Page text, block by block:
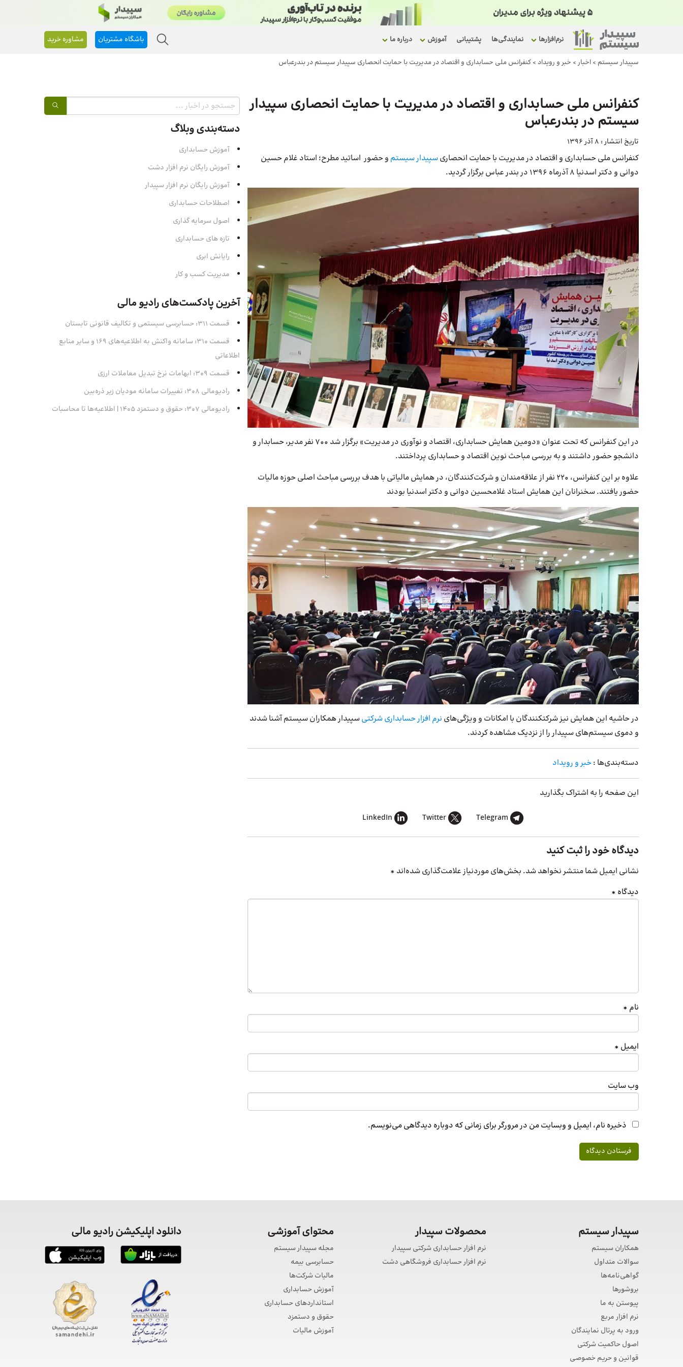
باشگاه مشتریان مشاوره خرید نرم‌افزارها نمایندگی‌ها پشتیبانی آموزش درباره ما
سپیدار سیستم > اخبار> خبر و رویداد > کنفرانس ملی حسابداری و اقتصاد در مدیریت با حمایت انحصاری سپیدار سیستم در بندرعباس
کنفرانس ملی حسابداری و اقتصاد در مدیریت با حمایت انحصاری سپیدار
سیستم در بندرعباس
تاریخ انتشار : 8 آذر 1396
کنفرانس ملی حسابداری و اقتصاد در مدیریت با حمایت انحصاریسپیدار سیستم و حضور اساتید مطرح؛ استاد غلام حسین
دوانی و دکتر اسدنیا 8 آذرماه 1396 در بندر عباس برگزار گردید.
در این کنفرانس که تحت عنوان «دومین همایش حسابداری، اقتصاد و نوآوری در مدیریت» برگزار شد 700 نفر مدیر، حسابدار و
دانشجو حضور داشتند و به بررسی مباحث نوین اقتصاد و حسابداری پرداختند.
علاوه بر این کنفرانس، 220 نفر از علاقه‌مندان و شرکت‌کنندگان، در همایش مالیاتی با هدف بررسی مباحث اصلی حوزه مالیات
حضور یافتند. سخنرانان این همایش استاد غلامحسین دوانی و دکتر اسدنیا بودند
در حاشیه این همایش نیز شرکت‎کنندگان با امکانات و ویژگی‌های نرم‌ افزار حسابداری شرکتیسپیدار همکاران سیستم آشنا شدند
و دموی سیستم‌های سپیدار را از نزدیک مشاهده کردند.
دسته‌بندی‌ها :خبر و رویداد
این صفحه را به اشتراک بگذارید
Telegram
Twitter
LinkedIn
دیدگاه خود را ثبت کنید
نشانی ایمیل شما منتشر نخواهد شد. بخش‌های موردنیاز علامت‌گذاری شده‌اند *
دیدگاه *
نام *
ایمیل *
وب‌ سایت
ذخیره نام، ایمیل و وبسایت من در مرورگر برای زمانی که دوباره دیدگاهی می‌نویسم.
دسته‌بندی وبلاگ
آموزش حسابداری
آموزش رایگان نرم افزار دشت
آموزش رایگان نرم افزار سپیدار
اصطلاحات حسابداری
اصول سرمایه‌ گذاری
تازه های حسابداری
رایانش ابری
مدیریت کسب و کار
آخرین پادکست‌های رادیو مالی
قسمت 311: حسابرسی سیستمی و تکالیف قانونی تابستان
قسمت 310: سامانه واکنش به اطلاعیه‌های 169 و سایر منابع
اطلاعاتی
قسمت 309: ابهامات نرخ تبدیل معاملات ارزی
رادیومالی 308: تغییرات سامانه مودیان زیر ذره‌بین
رادیومالی 307: حقوق و دستمزد 1405 | اطلاعیه‌ها تا محاسبات
سپیدار سیستم
همکاران سیستم
سوالات متداول
گواهی‌نامه‌ها
بروشورها
پیوستن به ما
نرم افزار مربع
ورود به پرتال نمایندگان
اصول حاکمیت شرکتی
قوانین و حریم خصوصی
محصولات سپیدار
نرم افزار حسابداری شرکتی سپیدار
نرم افزار حسابداری فروشگاهی دشت
محتوای آموزشی
مجله سپیدار سیستم
حسابرسی بیمه
مالیات شرکت‌ها
آموزش حسابداری
استانداردهای حسابداری
حقوق و دستمزد
آموزش مالیات
دانلود اپلیکیشن رادیو مالی